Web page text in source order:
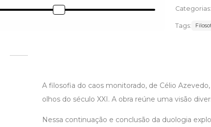
Categorias:
Tags:
A filosofia do caos monitorado, de Célio
olhos do século XXI. A obra reúne uma visão
Nessa continuação e conclusão da duologia